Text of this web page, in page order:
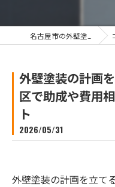
外壁塗装の計画
区で助成や費用
ト
2026/05/31
外壁塗装の計画を立て